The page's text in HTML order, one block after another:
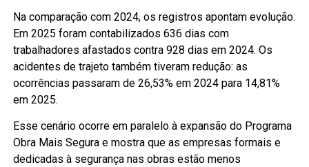
Na comparação com 2024, os registros apontam evolução.
Em 2025 foram contabilizados 636 dias com
trabalhadores afastados contra 928 dias em 2024. Os
acidentes de trajeto também tiveram redução: as
ocorrências passaram de 26,53% em 2024 para 14,81%
em 2025.
Esse cenário ocorre em paralelo à expansão do Programa
Obra Mais Segura e mostra que as empresas formais e
dedicadas à segurança nas obras estão menos